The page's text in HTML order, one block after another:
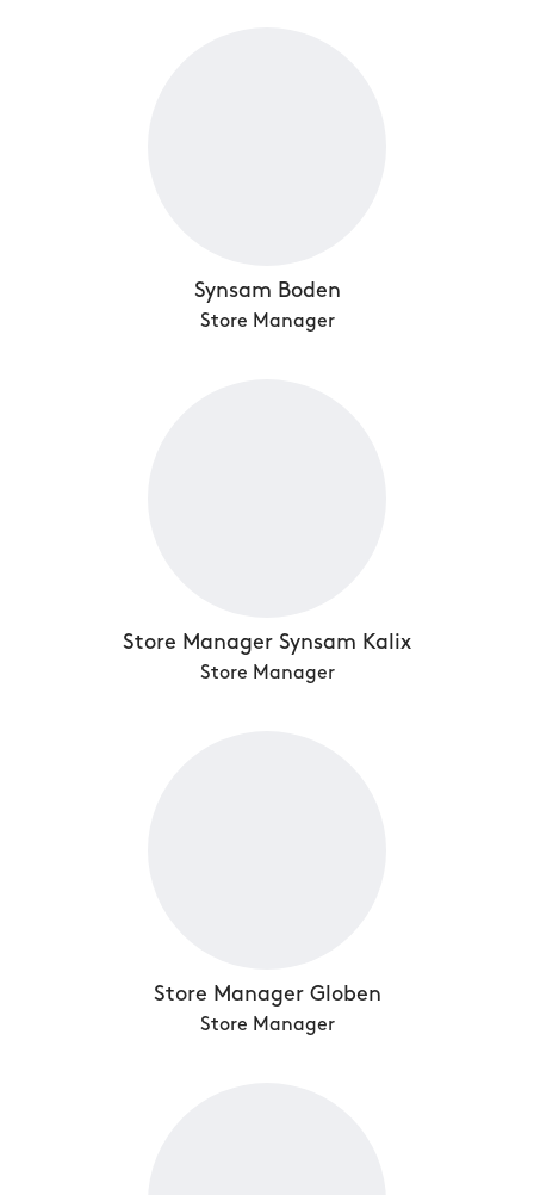
Synsam Boden
Store Manager
Store Manager Synsam Kalix
Store Manager
Store Manager Globen
Store Manager